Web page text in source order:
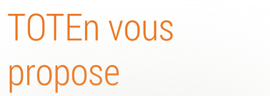
TOTEn vous
propose